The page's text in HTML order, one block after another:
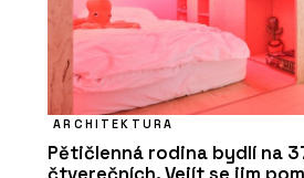
ARCHITEKTURA
Pětičlenná rodina bydlí na